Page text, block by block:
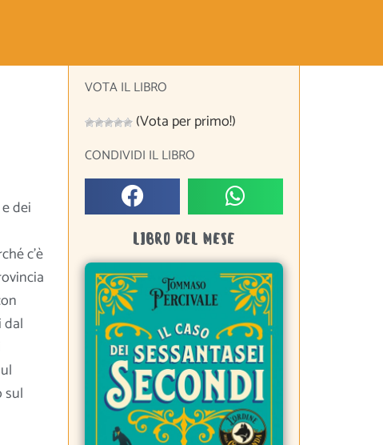
dei
c’è
dal
sul
VOTA IL LIBRO
(Vota per primo!)
CONDIVIDI IL LIBRO
LIBRO DEL MESE